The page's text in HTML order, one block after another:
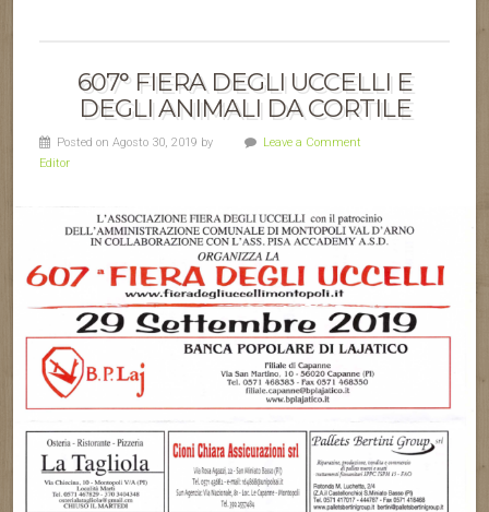
607° FIERA DEGLI UCCELLI E
DEGLI ANIMALI DA CORTILE
Posted on Agosto 30, 2019 by
Editor
Leave a Comment